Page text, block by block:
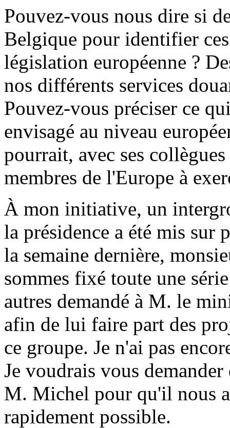
Pouvez-vous nous dire si
Belgique pour identifier
législation européenne ?
nos différents services
Pouvez-vous préciser ce
envisagé au niveau
pourrait, avec ses
membres de l'Europe à
À mon initiative, un
la présidence a été mis sur
la semaine dernière,
sommes fixé toute une
autres demandé à M. le
afin de lui faire part des
ce groupe. Je n'ai pas
Je voudrais vous
M. Michel pour qu'il nous
rapidement possible.